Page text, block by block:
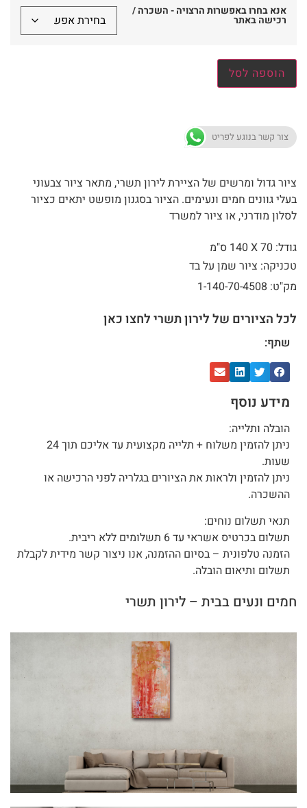
אנא בחרו באפשרות הרצויה - השכרה /
רכישה באתר
הוספה לסל
צור קשר בנוגע לפריט
ציור גדול ומרשים של הציירת לירון תשרי, מתאר ציור צבעוני
בעלי גוונים חמים ונעימים. הציור בסגנון מופשט יתאים כציור
לסלון מודרני, או ציור למשרד
גודל: 70 X
140 ס"מ
טכניקה: ציור שמן על בד
מק"ט: 1-140-70-4508
לכל הציורים של לירון תשרי לחצו כאן
שתף:
מידע נוסף
הובלה ותלייה:
ניתן להזמין משלוח + תלייה מקצועית עד אליכם תוך 24
שעות.
ניתן להזמין ולראות את הציורים בגלריה לפני הרכישה או
ההשכרה.
תנאי תשלום נוחים:
תשלום בכרטיס אשראי עד 6 תשלומים ללא ריבית.
הזמנה טלפונית – בסיום ההזמנה, אנו ניצור קשר מידית לקבלת
תשלום ותיאום הובלה.
חמים ונעים בבית – לירון תשרי